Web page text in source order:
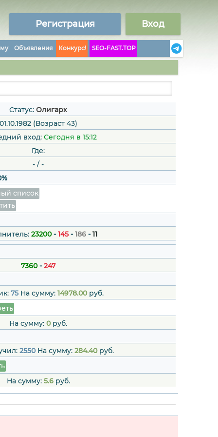
Регистрация Вход
Объявления Конкурс! SEO-FAST.TOP
Статус: Олигарх
(Возраст 43)
вход: Сегодня в 15:12
Где:
- / -
список
23200-145 -186 -11
7360-247
75На сумму: 14978.00руб.
На сумму: 0руб.
2550На сумму: 284.40руб.
На сумму: 5.6руб.